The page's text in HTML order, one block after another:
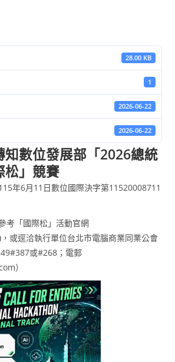
28.00 KB
1
2026-06-22
2026-06-22
知數位發展部「2026總統
松」競賽
年6月11日數位國際決字第11520008711
考「國際松」活動官網
或逕洽執行單位台北市電腦商業同業公會
或#268；電郵
）